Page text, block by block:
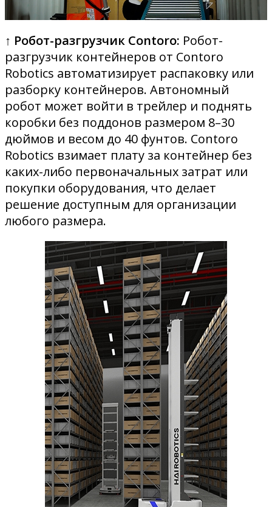
↑ Робот-разгрузчик Contoro: Робот-
разгрузчик контейнеров от Contoro
Robotics автоматизирует распаковку или
разборку контейнеров. Автономный
робот может войти в трейлер и поднять
коробки без поддонов размером 8–30
дюймов и весом до 40 фунтов. Contoro
Robotics взимает плату за контейнер без
каких-либо первоначальных затрат или
покупки оборудования, что делает
решение доступным для организации
любого размера.